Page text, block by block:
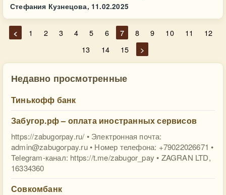
Стефания Кузнецова, 11.02.2025
< 1 2 3 4 5 6 7 8 9 10 11
12
13
14 15 >
Недавно просмотренные
Тинькофф банк
Забугор.рф – оплата иностранных сервисов
https://zabugorpay.ru/ • Электронная почта:
admin@zabugorpay.ru• Номер телефона: +79022026671 •
Telegram-канал: https://t.me/zabugor_pay • ZAGRAN LTD,
16334360
Совкомбанк